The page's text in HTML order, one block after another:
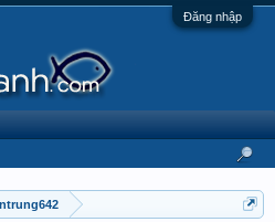
Đăng nhập